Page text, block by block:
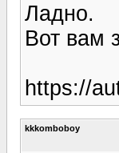
Ладно.
Вот вам
https://
kkkomboboy